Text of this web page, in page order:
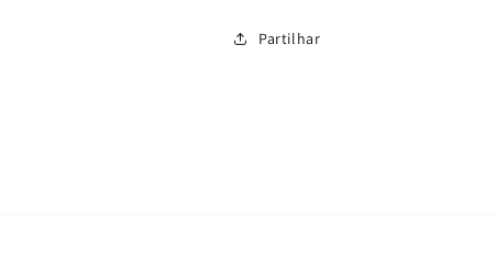
Partilhar